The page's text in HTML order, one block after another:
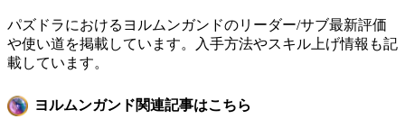
パズドラにおけるヨルムンガンドのリーダー/サブ最新評価
や使い道を掲載しています。入手方法やスキル上げ情報も記
載しています。
ヨルムンガンド関連記事はこちら